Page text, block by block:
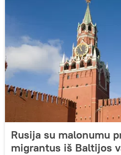
Rusija su malonumu
migrantus iš Baltijos